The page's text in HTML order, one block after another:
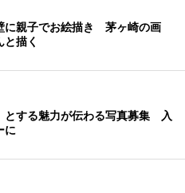
に親子でお絵描き 茅ヶ崎の画
描く
とする魅力が伝わる写真募集 入
に